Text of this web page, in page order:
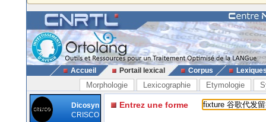
Accueil Portail lexical Corpus
Morphologie Lexicographie Etymologie
Dicosyn
CRISCO
Entrez une forme